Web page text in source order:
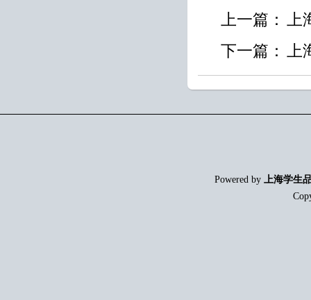
上一篇：
下一篇：
Powered by 上海学生